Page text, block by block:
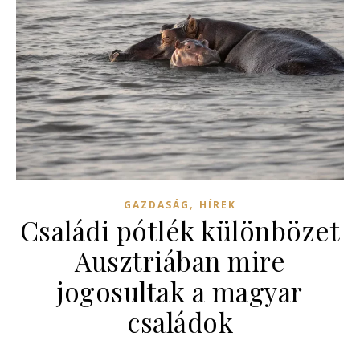
GAZDASÁG , HÍREK
Családi pótlék különbözet
Ausztriában mire
jogosultak a magyar
családok